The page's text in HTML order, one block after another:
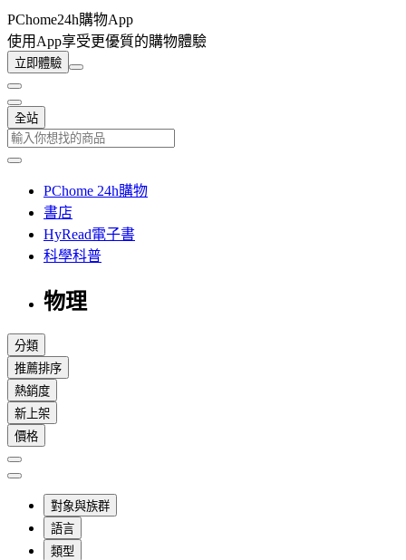
PChome24h購物App
使用App享受更優質的購物體驗
立即體驗
全站
PChome 24h購物
書店
HyRead電子書
科學科普
物理
分類
推薦排序
熱銷度
新上架
價格
對象與族群
語言
類型